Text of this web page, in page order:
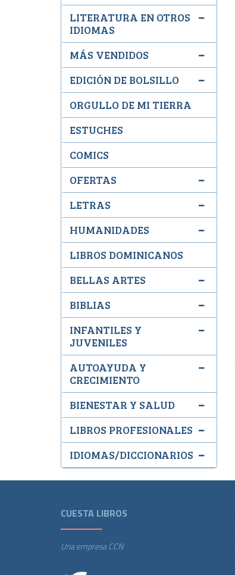
LITERATURA EN OTROS
IDIOMAS
MÁS VENDIDOS
EDICIÓN DE BOLSILLO
ORGULLO DE MI TIERRA
ESTUCHES
COMICS
OFERTAS
LETRAS
HUMANIDADES
LIBROS DOMINICANOS
BELLAS ARTES
BIBLIAS
INFANTILES Y
JUVENILES
AUTOAYUDA Y
CRECIMIENTO
BIENESTAR Y SALUD
LIBROS PROFESIONALES
IDIOMAS/DICCIONARIOS
CUESTA LIBROS
Una empresa CCN